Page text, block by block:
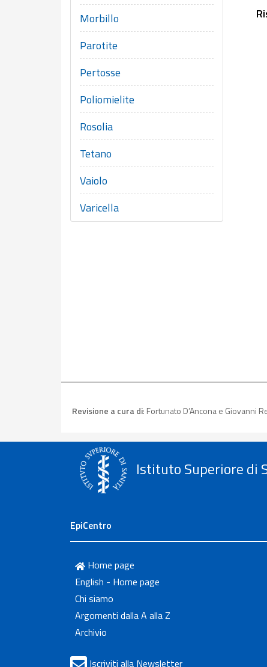
Morbillo
Parotite
Pertosse
Poliomielite
Rosolia
Tetano
Vaiolo
Varicella
Revisione a cura di: Fortunato D’Ancona e Giovanni
Istituto Superiore di
EpiCentro
Home page
English - Home page
Chi siamo
Argomenti dalla A alla Z
Archivio
Iscriviti alla Newsletter